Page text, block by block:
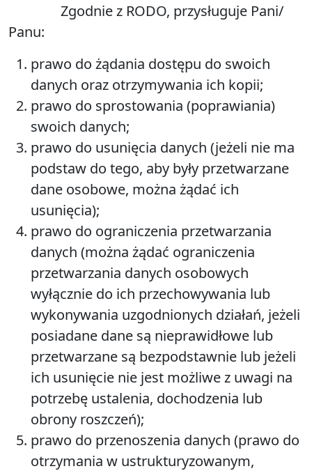
Zgodnie z RODO, przysługuje Pani/
Panu:
prawo do żądania dostępu do swoich
danych oraz otrzymywania ich kopii;
prawo do sprostowania (poprawiania)
swoich danych;
prawo do usunięcia danych (jeżeli nie ma
podstaw do tego, aby były przetwarzane
dane osobowe, można żądać ich
usunięcia);
prawo do ograniczenia przetwarzania
danych (można żądać ograniczenia
przetwarzania danych osobowych
wyłącznie do ich przechowywania lub
wykonywania uzgodnionych działań, jeżeli
posiadane dane są nieprawidłowe lub
przetwarzane są bezpodstawnie lub jeżeli
ich usunięcie nie jest możliwe z uwagi na
potrzebę ustalenia, dochodzenia lub
obrony roszczeń);
prawo do przenoszenia danych (prawo do
otrzymania w ustrukturyzowanym,